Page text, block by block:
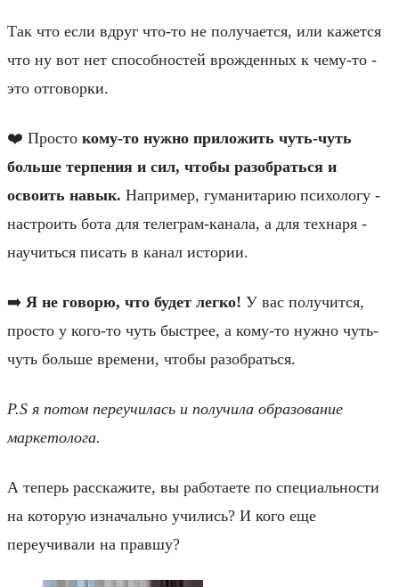
Так что если вдруг что-то не получается, или кажется
что ну вот нет способностей врожденных к чему-то -
это отговорки.
❤️ Просто кому-то нужно приложить чуть-чуть
больше терпения и сил, чтобы разобраться и
освоить навык. Например, гуманитарию психологу -
настроить бота для телеграм-канала, а для технаря -
научиться писать в канал истории.
➡️ Я не говорю, что будет легко! У вас получится,
просто у кого-то чуть быстрее, а кому-то нужно чуть-
чуть больше времени, чтобы разобраться.
P.S я потом переучилась и получила образование
маркетолога.
А теперь расскажите, вы работаете по специальности
на которую изначально учились? И кого еще
переучивали на правшу?